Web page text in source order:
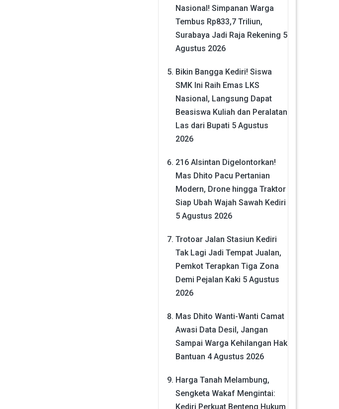
Nasional! Simpanan Warga
Tembus Rp833,7 Triliun,
Surabaya Jadi Raja Rekening 5
Agustus 2026
Bikin Bangga Kediri! Siswa
SMK Ini Raih Emas LKS
Nasional, Langsung Dapat
Beasiswa Kuliah dan Peralatan
Las dari Bupati 5 Agustus
2026
216 Alsintan Digelontorkan!
Mas Dhito Pacu Pertanian
Modern, Drone hingga Traktor
Siap Ubah Wajah Sawah Kediri
5 Agustus 2026
Trotoar Jalan Stasiun Kediri
Tak Lagi Jadi Tempat Jualan,
Pemkot Terapkan Tiga Zona
Demi Pejalan Kaki 5 Agustus
2026
Mas Dhito Wanti-Wanti Camat
Awasi Data Desil, Jangan
Sampai Warga Kehilangan Hak
Bantuan 4 Agustus 2026
Harga Tanah Melambung,
Sengketa Wakaf Mengintai:
Kediri Perkuat Benteng Hukum